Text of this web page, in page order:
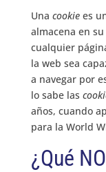
Una cookiees
almacena en
cualquier
la web sea
a navegar por
lo sabe las
años, cuando
para la World
¿Qué